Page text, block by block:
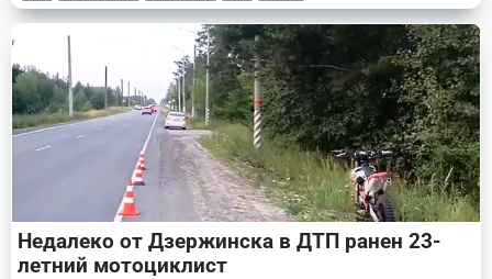
Недалеко от Дзержинска в ДТП ранен 23-
летний мотоциклист